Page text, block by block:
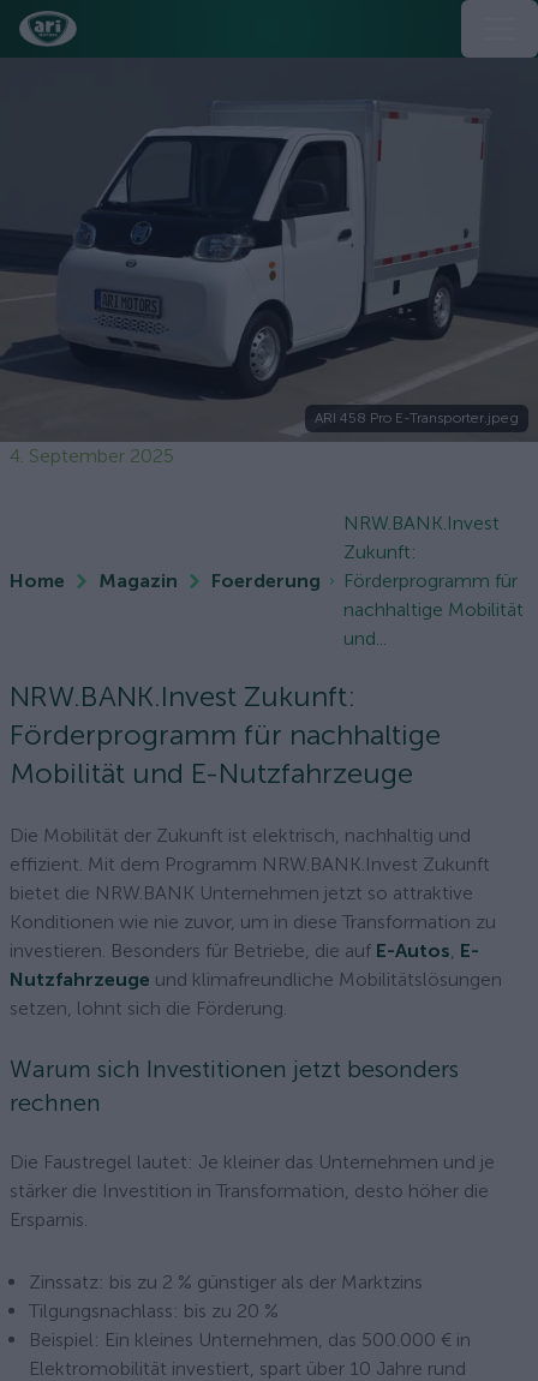
ARI 458 Pro E-Transporter.jpeg
4. September 2025
Home Magazin Foerderung
NRW.BANK.Invest
Zukunft:
Förderprogramm für
nachhaltige Mobilität
und...
NRW.BANK.Invest Zukunft:
Förderprogramm für nachhaltige
Mobilität und E-Nutzfahrzeuge
Die Mobilität der Zukunft ist elektrisch, nachhaltig und
effizient. Mit dem Programm NRW.BANK.Invest Zukunft
bietet die NRW.BANK Unternehmen jetzt so attraktive
Konditionen wie nie zuvor, um in diese Transformation zu
investieren. Besonders für Betriebe, die auf E-Autos, E-
Nutzfahrzeuge und klimafreundliche Mobilitätslösungen
setzen, lohnt sich die Förderung.
Warum sich Investitionen jetzt besonders
rechnen
Die Faustregel lautet: Je kleiner das Unternehmen und je
stärker die Investition in Transformation, desto höher die
Ersparnis.
Zinssatz: bis zu 2 % günstiger als der Marktzins
Tilgungsnachlass: bis zu 20 %
Beispiel: Ein kleines Unternehmen, das 500.000 € in
Elektromobilität investiert, spart über 10 Jahre rund